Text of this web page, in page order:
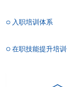
入职培训体系
在职技能提升培